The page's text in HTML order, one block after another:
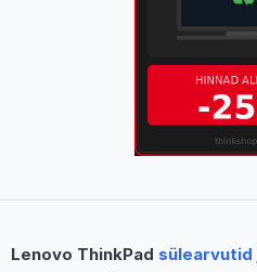
Lenovo ThinkPad sülearvutid